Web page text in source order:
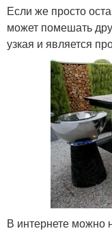
Если же просто
может помешать
узкая и является
В интернете можно